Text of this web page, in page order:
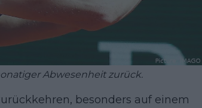
Abwesenheit zurück.
besonders auf einem